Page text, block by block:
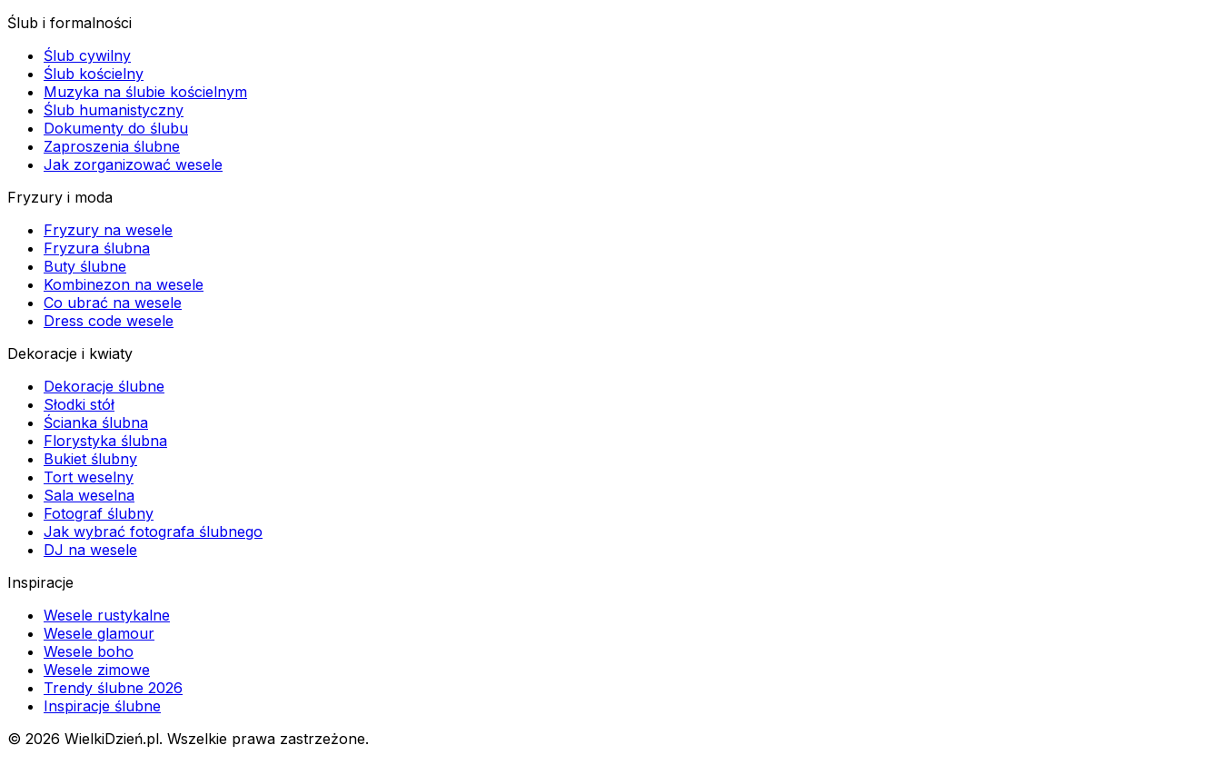
Ślub i formalności
Ślub cywilny
Ślub kościelny
Muzyka na ślubie kościelnym
Ślub humanistyczny
Dokumenty do ślubu
Zaproszenia ślubne
Jak zorganizować wesele
Fryzury i moda
Fryzury na wesele
Fryzura ślubna
Buty ślubne
Kombinezon na wesele
Co ubrać na wesele
Dress code wesele
Dekoracje i kwiaty
Dekoracje ślubne
Słodki stół
Ścianka ślubna
Florystyka ślubna
Bukiet ślubny
Tort weselny
Sala weselna
Fotograf ślubny
Jak wybrać fotografa ślubnego
DJ na wesele
Inspiracje
Wesele rustykalne
Wesele glamour
Wesele boho
Wesele zimowe
Trendy ślubne 2026
Inspiracje ślubne
© 2026 WielkiDzień.pl. Wszelkie prawa zastrzeżone.